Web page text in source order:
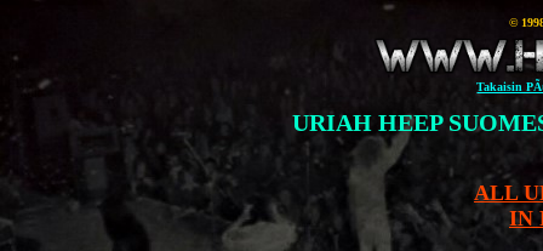
©
Takaisin
URIAH HEEP
ALL
IN